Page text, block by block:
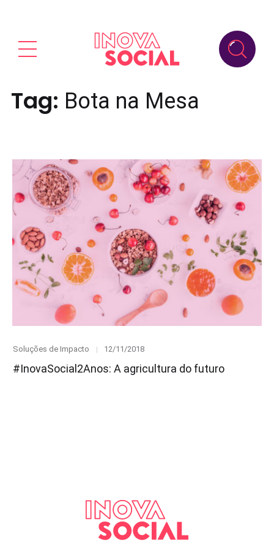
Tag: Bota na Mesa
Category
Soluções de Impacto
Posted
12/11/2018
#InovaSocial2Anos: A agricultura do futuro